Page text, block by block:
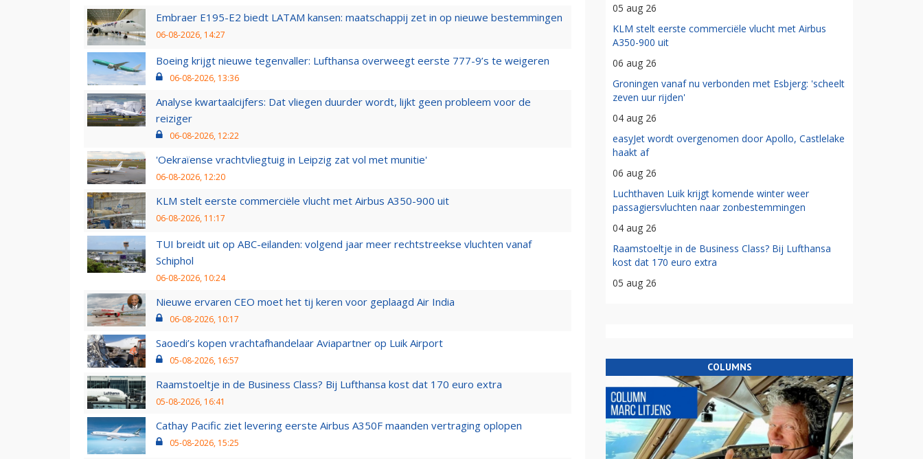
Embraer E195-E2 biedt LATAM kansen: maatschappij zet in op nieuwe bestemmingen
06-08-2026, 14:27
Boeing krijgt nieuwe tegenvaller: Lufthansa overweegt eerste 777-9’s te weigeren
06-08-2026, 13:36
Analyse kwartaalcijfers: Dat vliegen duurder wordt, lijkt geen probleem voor de
reiziger
06-08-2026, 12:22
'Oekraïense vrachtvliegtuig in Leipzig zat vol met munitie'
06-08-2026, 12:20
KLM stelt eerste commerciële vlucht met Airbus A350-900 uit
06-08-2026, 11:17
TUI breidt uit op ABC-eilanden: volgend jaar meer rechtstreekse vluchten vanaf
Schiphol
06-08-2026, 10:24
Nieuwe ervaren CEO moet het tij keren voor geplaagd Air India
06-08-2026, 10:17
Saoedi’s kopen vrachtafhandelaar Aviapartner op Luik Airport
05-08-2026, 16:57
Raamstoeltje in de Business Class? Bij Lufthansa kost dat 170 euro extra
05-08-2026, 16:41
Cathay Pacific ziet levering eerste Airbus A350F maanden vertraging oplopen
05-08-2026, 15:25
05 aug 26
KLM stelt eerste commerciële vlucht met Airbus
A350-900 uit
06 aug 26
Groningen vanaf nu verbonden met Esbjerg: 'scheelt
zeven uur rijden'
04 aug 26
easyJet wordt overgenomen door Apollo, Castlelake
haakt af
06 aug 26
Luchthaven Luik krijgt komende winter weer
passagiersvluchten naar zonbestemmingen
04 aug 26
Raamstoeltje in de Business Class? Bij Lufthansa
kost dat 170 euro extra
05 aug 26
COLUMNS